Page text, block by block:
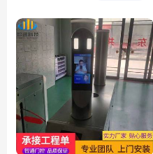
自助收银机